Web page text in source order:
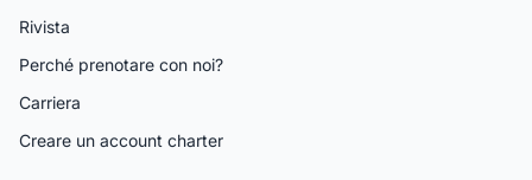
Rivista
Perché prenotare con noi?
Carriera
Creare un account charter